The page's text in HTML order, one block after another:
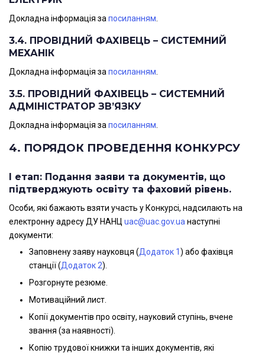
Докладна інформація за посиланням
3.4. ПРОВІДНИЙ ФАХІВЕЦЬ – СИСТЕМНИЙ
МЕХАНІК
Докладна інформація за посиланням
3.5. ПРОВІДНИЙ ФАХІВЕЦЬ – СИСТЕМНИЙ
АДМІНІСТРАТОР ЗВ’ЯЗКУ
Докладна інформація за посиланням
4. ПОРЯДОК ПРОВЕДЕННЯ КОНКУРСУ
І етап: Подання заяви та документів, що
підтверджують освіту та фаховий рівень.
Особи, які бажають взяти участь у Конкурсі, надсилають на
електронну адресу ДУ НАНЦ uac@uac.gov.ua наступні
документи:
Заповнену заяву науковця (Додаток 1) або фахівця
станції (Додаток 2).
Розгорнуте резюме.
Мотиваційний лист.
Копії документів про освіту, науковий ступінь, вчене
звання (за наявності).
Копію трудової книжки та інших документів, які